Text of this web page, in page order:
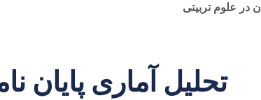
در علوم تربیتی
تحلیل آماری پایان